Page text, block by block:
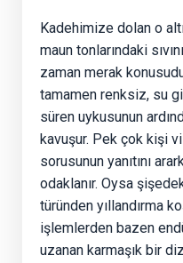
Kadehimize dolan o
maun tonlarındaki
zaman merak
tamamen renksiz, su
süren uykusunun
kavuşur. Pek çok kişi
sorusunun yanıtını
odaklanır. Oysa
türünden yıllandırma
işlemlerden bazen
uzanan karmaşık bir